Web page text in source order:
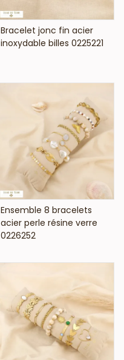
VOIR LE PRIX
Bracelet jonc fin acier
inoxydable billes 0225221
VOIR LE PRIX
Ensemble 8 bracelets
acier perle résine verre
0226252